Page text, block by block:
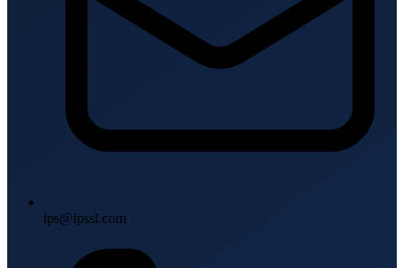
ips@ipssl.com